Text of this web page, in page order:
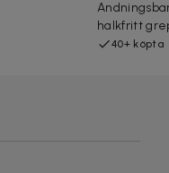
halkfritt
40+ köpta